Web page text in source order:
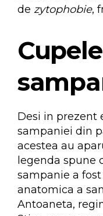
de zytophobie,
Desi in prezent
sampaniei din
acestea au
legenda spune
sampanie a
anatomica a
Antoaneta,